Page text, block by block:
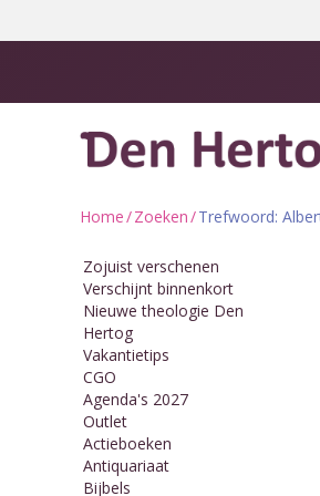
Home/Zoeken/Trefwoord:
Zojuist verschenen
Verschijnt binnenkort
Nieuwe theologie Den
Hertog
Vakantietips
CGO
Agenda's 2027
Outlet
Actieboeken
Antiquariaat
Bijbels